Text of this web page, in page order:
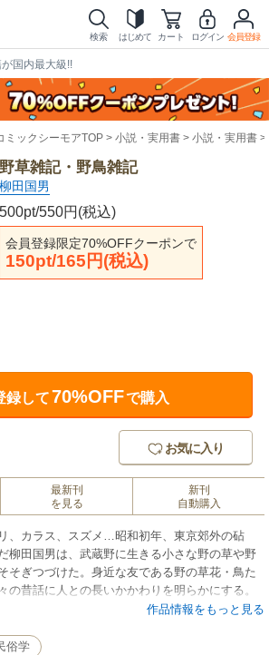
検索 はじめて カート ログイン 会員登録
国内最大級!!
ミックシーモアTOP 小説・実用書 小説・実用書
野草雑記・野鳥雑記
柳田国男
500pt/550円(税込)
会員登録限定70%OFFクーポンで
150pt/165円(税込)
録して70%OFFで購入
お気に入り
最新刊
を見る
新刊
自動購入
、カラス、スズメ…昭和初年、東京郊外の砧
柳田国男は、武蔵野に生きる小さな野の草や野
そぎつづけた。身近な友である野の草花・鳥た
の昔話に人との長いかかわりを明らかにする。
作品情報をもっと見る
俗学